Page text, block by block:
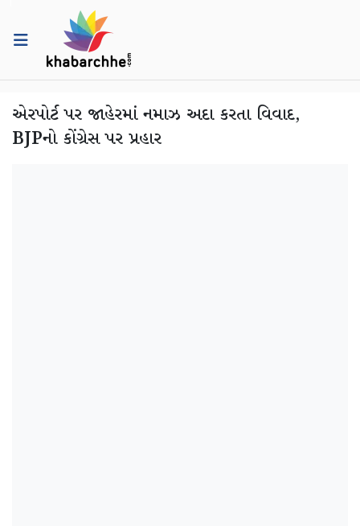
એરપોર્ટ પર જાહેરમાં નમાઝ અદા કરતા વિવાદ,
BJPનો કોંગ્રેસ પર પ્રહાર